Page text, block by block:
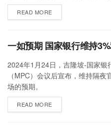
READ MORE
一如预期 国家银行维持
2024年1月24日，吉隆坡-国家银
（MPC）会议后宣布，维持隔
场的预期。
READ MORE